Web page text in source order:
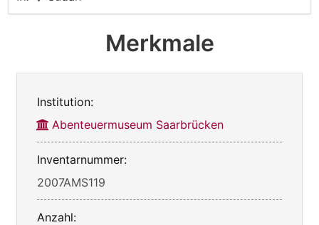
Merkmale
Institution:
Abenteuermuseum Saarbrücken
Inventarnummer:
2007AMS119
Anzahl: